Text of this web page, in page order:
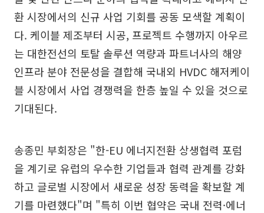
환 시장에서의 신규 사업 기회를 공동 모색할 계획이
다. 케이블 제조부터 시공, 프로젝트 수행까지 아우르
는 대한전선의 토탈 솔루션 역량과 파트너사의 해양
인프라 분야 전문성을 결합해 국내외 HVDC 해저케이
블 시장에서 사업 경쟁력을 한층 높일 수 있을 것으로
기대된다.
송종민 부회장은 "한-EU 에너지전환 상생협력 포럼
을 계기로 유럽의 우수한 기업들과 협력 관계를 강화
하고 글로벌 시장에서 새로운 성장 동력을 확보할 계
기를 마련했다"며 "특히 이번 협약은 국내 전력·에너